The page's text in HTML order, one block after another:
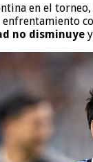
en el
no disminuye